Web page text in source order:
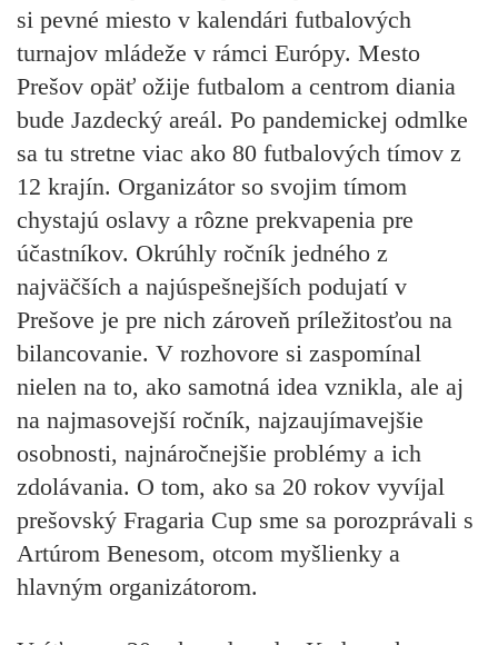
si pevné miesto v kalendári futbalových
turnajov mládeže v rámci Európy. Mesto
Prešov opäť ožije futbalom a centrom diania
bude Jazdecký areál. Po pandemickej odmlke
sa tu stretne viac ako 80 futbalových tímov z
12 krajín. Organizátor so svojim tímom
chystajú oslavy a rôzne prekvapenia pre
účastníkov. Okrúhly ročník jedného z
najväčších a najúspešnejších podujatí v
Prešove je pre nich zároveň príležitosťou na
bilancovanie. V rozhovore si zaspomínal
nielen na to, ako samotná idea vznikla, ale aj
na najmasovejší ročník, najzaujímavejšie
osobnosti, najnáročnejšie problémy a ich
zdolávania. O tom, ako sa 20 rokov vyvíjal
prešovský Fragaria Cup sme sa porozprávali s
Artúrom Benesom, otcom myšlienky a
hlavným organizátorom.